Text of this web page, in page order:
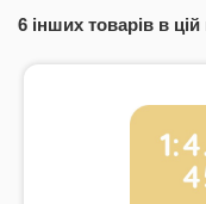
6 інших товарів в цій